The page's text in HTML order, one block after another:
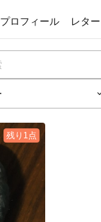
プロフィール レター
残り1点